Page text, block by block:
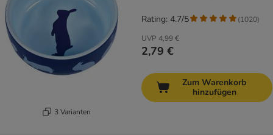
3 Varianten
UVP 4,99 €
2,79 €
Rating: 4.7/5 (1020)
Zum Warenkorb
hinzufügen